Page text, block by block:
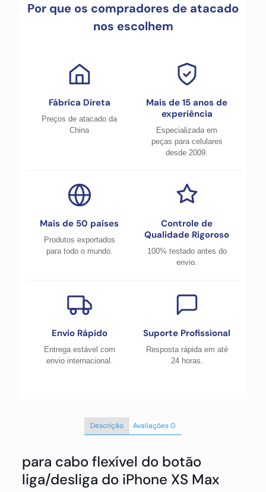
Por que os compradores de atacado
nos escolhem
Fábrica Direta
Preços de atacado da
China
Mais de 15 anos de
experiência
Especializada em
peças para celulares
desde 2009.
Mais de 50 países
Produtos exportados
para todo o mundo.
Controle de
Qualidade Rigoroso
100% testado antes do
envio.
Envio Rápido
Entrega estável com
envio internacional.
Suporte Profissional
Resposta rápida em até
24 horas.
Descrição Avaliações0
para cabo flexível do botão
liga/desliga do iPhone XS Max